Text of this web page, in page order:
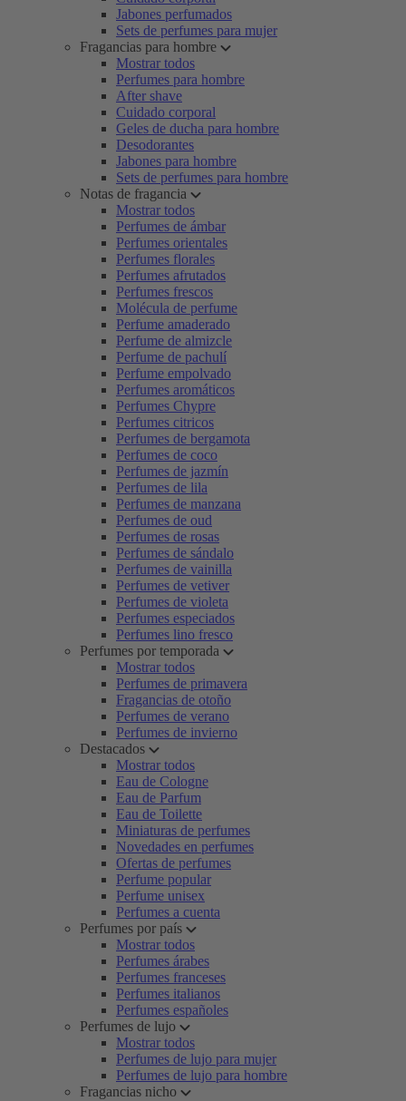
Jabones perfumados
Sets de perfumes para mujer
Fragancias para hombre
Mostrar todos
Perfumes para hombre
After shave
Cuidado corporal
Geles de ducha para hombre
Desodorantes
Jabones para hombre
Sets de perfumes para hombre
Notas de fragancia
Mostrar todos
Perfumes de ámbar
Perfumes orientales
Perfumes florales
Perfumes afrutados
Perfumes frescos
Molécula de perfume
Perfume amaderado
Perfume de almizcle
Perfume de pachulí
Perfume empolvado
Perfumes aromáticos
Perfumes Chypre
Perfumes citricos
Perfumes de bergamota
Perfumes de coco
Perfumes de jazmín
Perfumes de lila
Perfumes de manzana
Perfumes de oud
Perfumes de rosas
Perfumes de sándalo
Perfumes de vainilla
Perfumes de vetiver
Perfumes de violeta
Perfumes especiados
Perfumes lino fresco
Perfumes por temporada
Mostrar todos
Perfumes de primavera
Fragancias de otoño
Perfumes de verano
Perfumes de invierno
Destacados
Mostrar todos
Eau de Cologne
Eau de Parfum
Eau de Toilette
Miniaturas de perfumes
Novedades en perfumes
Ofertas de perfumes
Perfume popular
Perfume unisex
Perfumes a cuenta
Perfumes por país
Mostrar todos
Perfumes árabes
Perfumes franceses
Perfumes italianos
Perfumes españoles
Perfumes de lujo
Mostrar todos
Perfumes de lujo para mujer
Perfumes de lujo para hombre
Fragancias nicho